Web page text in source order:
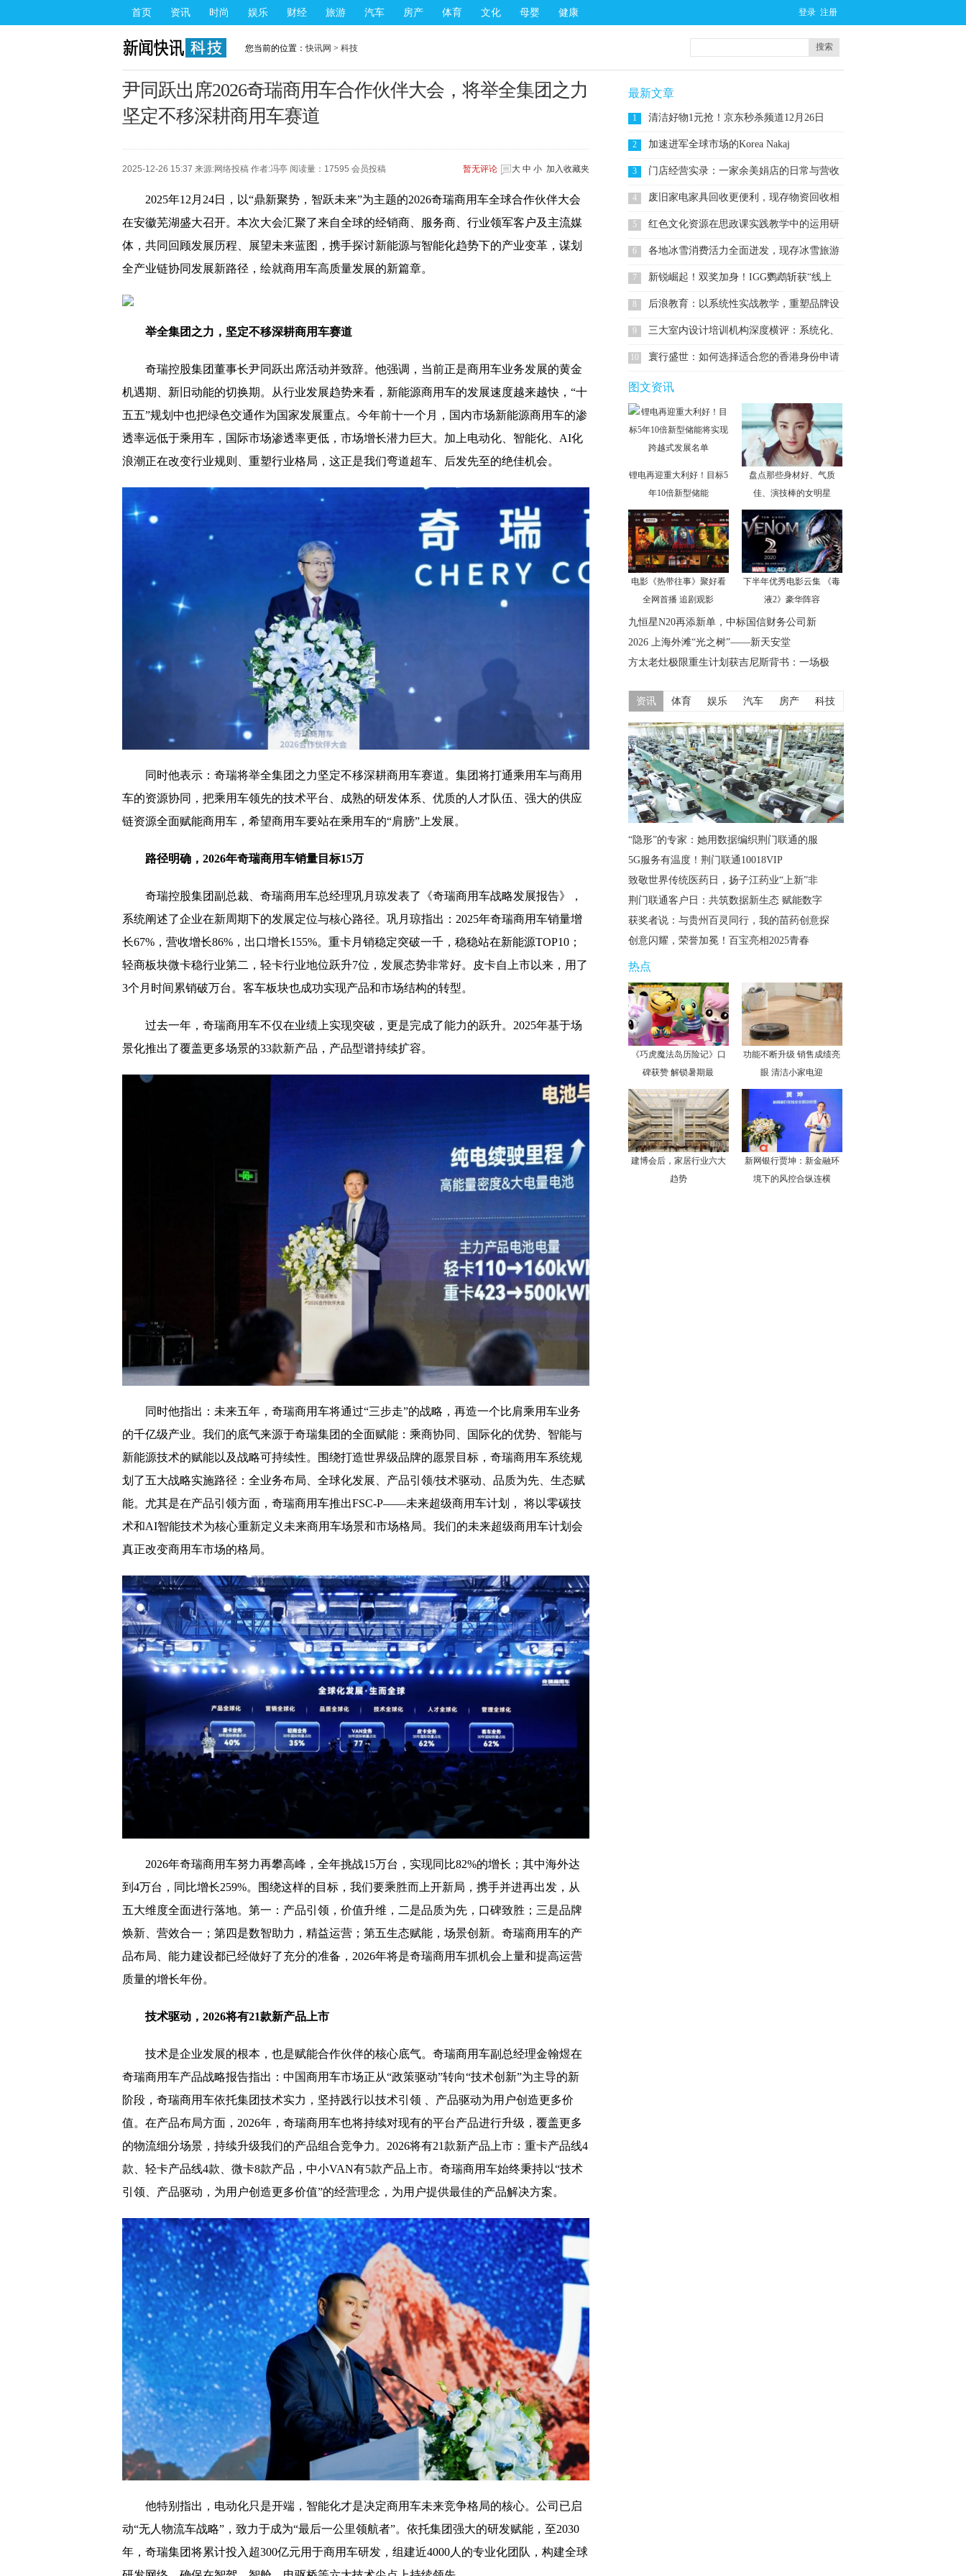
首页 资讯 时尚 娱乐 财经 旅游 汽车 房产 体育 文化 母婴 健康 登录 注册
您当前的位置：快讯网 > 科技 搜索
尹同跃出席2026奇瑞商用车合作伙伴大会，将举全集团之力
坚定不移深耕商用车赛道
2025-12-26 15:37 来源:网络投稿 作者:冯亭 阅读量：17595 会员投稿 大 中 小 加入收藏夹
暂无评论
2025年12月24日，以“鼎新聚势，智跃未来”为主题的2026奇瑞商用车全球合作伙伴大会
在安徽芜湖盛大召开。本次大会汇聚了来自全球的经销商、服务商、行业领军客户及主流媒
体，共同回顾发展历程、展望未来蓝图，携手探讨新能源与智能化趋势下的产业变革，谋划
全产业链协同发展新路径，绘就商用车高质量发展的新篇章。
举全集团之力，坚定不移深耕商用车赛道
奇瑞控股集团董事长尹同跃出席活动并致辞。他强调，当前正是商用车业务发展的黄金
机遇期、新旧动能的切换期。从行业发展趋势来看，新能源商用车的发展速度越来越快，“十
五五”规划中也把绿色交通作为国家发展重点。今年前十一个月，国内市场新能源商用车的渗
透率远低于乘用车，国际市场渗透率更低，市场增长潜力巨大。加上电动化、智能化、AI化
浪潮正在改变行业规则、重塑行业格局，这正是我们弯道超车、后发先至的绝佳机会。
同时他表示：奇瑞将举全集团之力坚定不移深耕商用车赛道。集团将打通乘用车与商用
车的资源协同，把乘用车领先的技术平台、成熟的研发体系、优质的人才队伍、强大的供应
链资源全面赋能商用车，希望商用车要站在乘用车的“肩膀”上发展。
路径明确，2026年奇瑞商用车销量目标15万
奇瑞控股集团副总裁、奇瑞商用车总经理巩月琼发表了《奇瑞商用车战略发展报告》，
系统阐述了企业在新周期下的发展定位与核心路径。巩月琼指出：2025年奇瑞商用车销量增
长67%，营收增长86%，出口增长155%。重卡月销稳定突破一千，稳稳站在新能源TOP10；
轻商板块微卡稳行业第二，轻卡行业地位跃升7位，发展态势非常好。皮卡自上市以来，用了
3个月时间累销破万台。客车板块也成功实现产品和市场结构的转型。
过去一年，奇瑞商用车不仅在业绩上实现突破，更是完成了能力的跃升。2025年基于场
景化推出了覆盖更多场景的33款新产品，产品型谱持续扩容。
同时他指出：未来五年，奇瑞商用车将通过“三步走”的战略，再造一个比肩乘用车业务
的千亿级产业。我们的底气来源于奇瑞集团的全面赋能：乘商协同、国际化的优势、智能与
新能源技术的赋能以及战略可持续性。围绕打造世界级品牌的愿景目标，奇瑞商用车系统规
划了五大战略实施路径：全业务布局、全球化发展、产品引领/技术驱动、品质为先、生态赋
能。尤其是在产品引领方面，奇瑞商用车推出FSC-P——未来超级商用车计划， 将以零碳技
术和AI智能技术为核心重新定义未来商用车场景和市场格局。我们的未来超级商用车计划会
真正改变商用车市场的格局。
2026年奇瑞商用车努力再攀高峰，全年挑战15万台，实现同比82%的增长；其中海外达
到4万台，同比增长259%。围绕这样的目标，我们要乘胜而上开新局，携手并进再出发，从
五大维度全面进行落地。第一：产品引领，价值升维，二是品质为先，口碑致胜；三是品牌
焕新、营效合一；第四是数智助力，精益运营；第五生态赋能，场景创新。奇瑞商用车的产
品布局、能力建设都已经做好了充分的准备，2026年将是奇瑞商用车抓机会上量和提高运营
质量的增长年份。
技术驱动， 2026将有21款新产品上市
技术是企业发展的根本，也是赋能合作伙伴的核心底气。奇瑞商用车副总经理金翰煜在
奇瑞商用车产品战略报告指出：中国商用车市场正从“政策驱动”转向“技术创新”为主导的新
阶段，奇瑞商用车依托集团技术实力，坚持践行以技术引领 、产品驱动为用户创造更多价
值。在产品布局方面，2026年，奇瑞商用车也将持续对现有的平台产品进行升级，覆盖更多
的物流细分场景，持续升级我们的产品组合竞争力。2026将有21款新产品上市：重卡产品线4
款、轻卡产品线4款、微卡8款产品，中小VAN有5款产品上市。奇瑞商用车始终秉持以“技术
引领、产品驱动，为用户创造更多价值”的经营理念，为用户提供最佳的产品解决方案。
他特别指出，电动化只是开端，智能化才是决定商用车未来竞争格局的核心。公司已启
动“无人物流车战略”，致力于成为“最后一公里领航者”。依托集团强大的研发赋能，至2030
年，奇瑞集团将累计投入超300亿元用于商用车研发，组建近4000人的专业化团队，构建全球
最新文章
1 清洁好物1元抢！京东秒杀频道12月26日
2 加速进军全球市场的Korea Nakaj
3 门店经营实录：一家余美娟店的日常与营收
4
废旧家电家具回收更便利，现存物资回收相
5
红色文化资源在思政课实践教学中的运用研
6
各地冰雪消费活力全面迸发，现存冰雪旅游
相
7 新锐崛起！双奖加身！IGG鹦鹉斩获“线上
8
后浪教育：以系统性实战教学，重塑品牌设
9
三大室内设计培训机构深度横评：系统化、
实
10
寰行盛世：如何选择适合您的香港身份申请
图文资讯
锂电再迎重大利好！目标5
年10倍新型储能
盘点那些身材好、气质
佳、演技棒的女明星
电影《热带往事》聚好看
全网首播 追剧观影
下半年优秀电影云集 《毒
液2》豪华阵容
九恒星N20再添新单，中标国信财务公司新
2026 上海外滩“光之树”——新天安堂
方太老灶极限重生计划获吉尼斯背书：一场极
资讯 体育 娱乐 汽车 房产 科技
“隐形”的专家：她用数据编织荆门联通的服
5G服务有温度！荆门联通10018VIP
致敬世界传统医药日，扬子江药业“上新”非
荆门联通客户日：共筑数据新生态 赋能数字
获奖者说：与贵州百灵同行，我的苗药创意探
创意闪耀，荣誉加冕！百宝亮相2025青春
热点
《巧虎魔法岛历险记》口
碑获赞 解锁暑期最
功能不断升级 销售成绩亮
眼 清洁小家电迎
建博会后，家居行业六大
趋势
新网银行贾坤：新金融环
境下的风控合纵连横